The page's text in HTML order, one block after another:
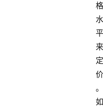
格
水
平
来
定
价
。
如